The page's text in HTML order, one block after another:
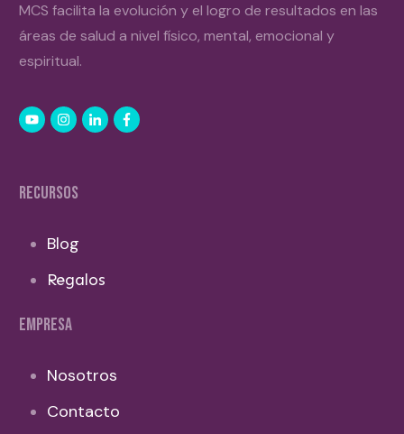
MCS facilita la evolución y el logro de resultados en las
áreas de salud a nivel físico, mental, emocional y
espiritual.
RECURSOS
Blog
Regalos
EMPRESA
Nosotros
Contacto